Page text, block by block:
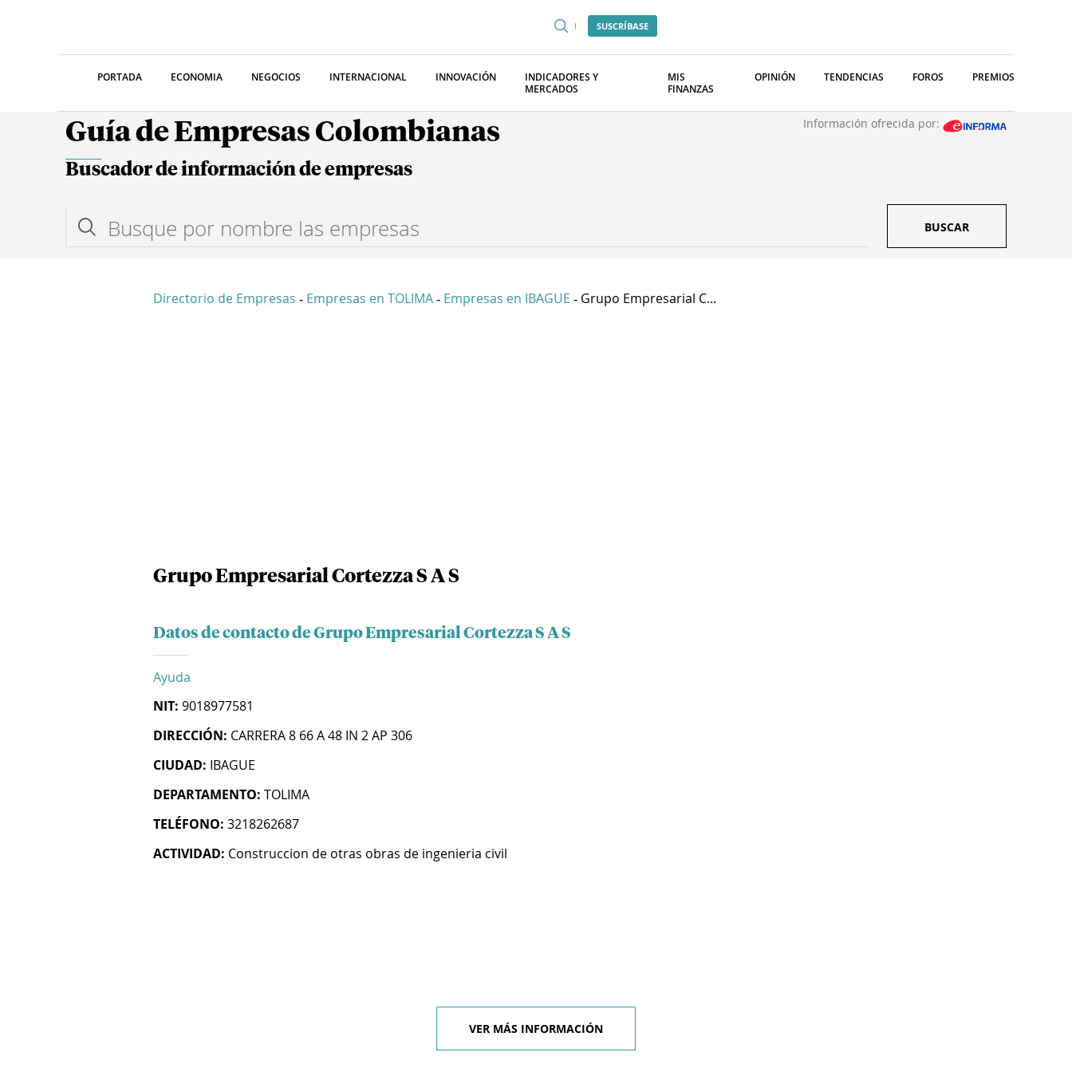
SUSCRÍBASE
PORTADA ECONOMIA NEGOCIOS INTERNACIONAL INNOVACIÓN
INDICADORES Y
MERCADOS
MIS
FINANZAS
OPINIÓN TENDENCIAS FOROS PREMIOS
Guía de Empresas Colombianas Información ofrecida por:
Buscador de información de empresas
BUSCAR
Directorio de Empresas - Empresas en TOLIMA - Empresas en IBAGUE - Grupo Empresarial C...
Grupo Empresarial Cortezza S A S
Datos de contacto de Grupo Empresarial Cortezza S A S
Ayuda
NIT: 9018977581
DIRECCIÓN: CARRERA 8 66 A 48 IN 2 AP 306
CIUDAD: IBAGUE
DEPARTAMENTO: TOLIMA
TELÉFONO: 3218262687
ACTIVIDAD: Construccion de otras obras de ingenieria civil
VER MÁS INFORMACIÓN